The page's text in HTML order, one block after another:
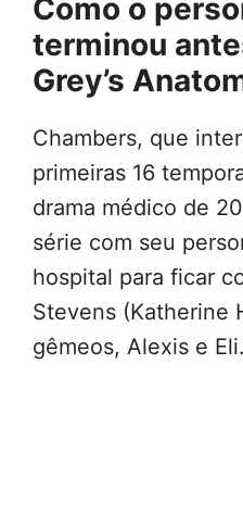
Como o
terminou
Grey’s
Chambers, que
primeiras 16
drama médico de
série com seu
hospital para ficar
Stevens (Katherine
gêmeos, Alexis e Eli.